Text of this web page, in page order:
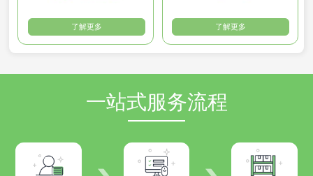
了解更多 了解更多
一站式服务流程